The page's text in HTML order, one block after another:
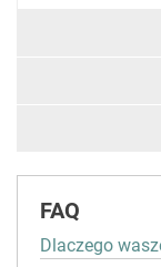
FAQ
Dlaczego